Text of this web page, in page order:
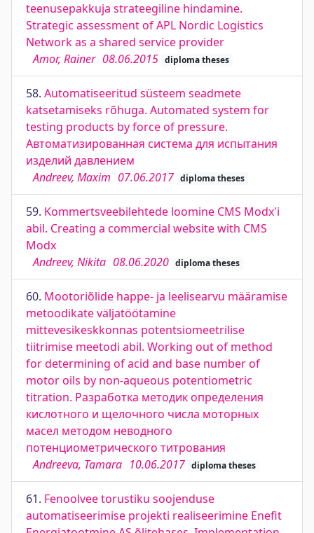
teenusepakkuja strateegiline hindamine.
Strategic assessment of APL Nordic Logistics
Network as a shared service provider
Amor, Rainer 08.06.2015 diploma theses
58. Automatiseeritud süsteem seadmete
katsetamiseks rõhuga. Automated system for
testing products by force of pressure.
Автоматизированная система для испытания
изделий давлением
Andreev, Maxim 07.06.2017 diploma theses
59. Kommertsveebilehtede loomine CMS Modx'i
abil. Creating a commercial website with CMS
Modx
Andreev, Nikita 08.06.2020 diploma theses
60. Mootoriõlide happe- ja leelisearvu määramise
metoodikate väljatöötamine
mittevesikeskkonnas potentsiomeetrilise
tiitrimise meetodi abil. Working out of method
for determining of acid and base number of
motor oils by non-aqueous potentiometric
titration. Разработка методик определения
кислотного и щелочного числа моторных
масел методом неводного
потенциометрического титрования
Andreeva, Tamara 10.06.2017 diploma theses
61. Fenoolvee torustiku soojenduse
automatiseerimise projekti realiseerimine Enefit